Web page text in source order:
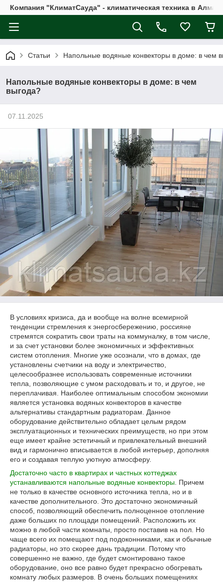
Компания "КлиматСауда" - климатическая техника в
Статьи Напольные водяные конвекторы в доме: в чем
Напольные водяные конвекторы в доме: в чем
выгода?
07.11.2025
В условиях кризиса, да и вообще на волне всемирной
тенденции стремления к энергосбережению, россияне
стремятся сократить свои траты на коммуналку, в том числе,
и за счет установки более экономичных и эффективных
систем отопления. Многие уже осознали, что в домах, где
установлены счетчики на воду и электричество,
целесообразнее использовать современные источники
тепла, позволяющие с умом расходовать и то, и другое, не
переплачивая. Наиболее оптимальным способом экономии
является установка водяных конвекторов в качестве
альтернативы стандартным радиаторам. Данное
оборудование действительно обладает целым рядом
эксплуатационных и технических преимуществ, но при этом
еще имеет крайне эстетичный и привлекательный внешний
вид и гармонично вписывается в любой интерьер, дополняя
его и создавая теплую уютную атмосферу.
Достаточно часто в квартирах и частных коттеджах
устанавливаются напольные водяные конвекторы . Причем
не только в качестве основного источника тепла, но и в
качестве дополнительного. Это достаточно экономичный
способ, позволяющий обеспечить полноценное отопление
даже больших по площади помещений. Расположить их
можно в любой части комнаты, просто поставив на пол. Но
чаще всего их помещают под подоконниками, как и обычные
радиаторы, но это скорее дань традиции. Потому что
совершенно не важно, где будет смонтировано такое
оборудование, оно все равно будет прекрасно обогревать
комнату любых размеров. В очень больших помещениях